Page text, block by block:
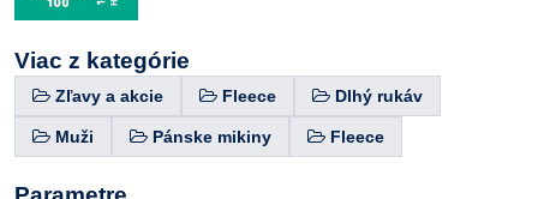
Viac z kategórie
Zľavy a akcie Fleece Dlhý rukáv
Muži Pánske mikiny Fleece